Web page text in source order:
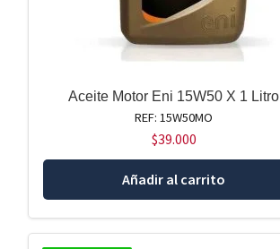
Aceite Motor Eni 15W50 X 1 Litro
REF: 15W50MO
$39.000
Añadir al carrito